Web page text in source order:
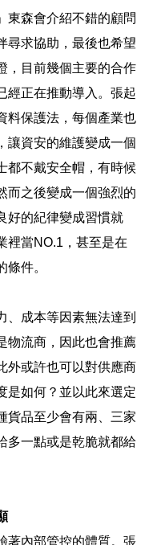
東森會介紹不錯的顧問
尋求協助，最後也希望
，目前幾個主要的合作
經正在推動導入。張起
料保護法，每個產業也
讓資安的維護變成一個
都不戴安全帽，有時候
而之後變成一個強烈的
好的紀律變成習慣就
裡當NO.1 ，甚至是在
件。
、成本等因素無法達到
物流商，因此也會推薦
外或許也可以對供應商
是如何？並以此來選定
貨品至少會有兩、三家
多一點或是乾脆就都給
著內部管控的體質。張